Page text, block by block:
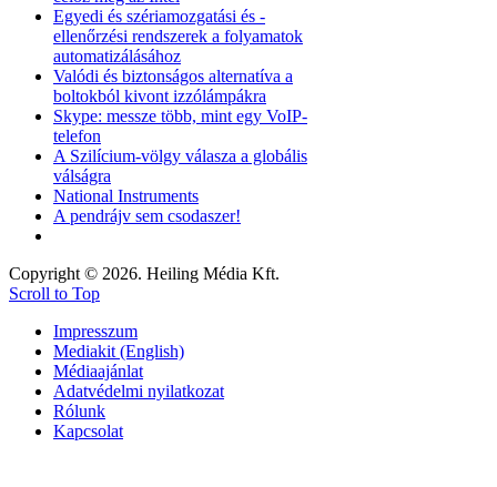
Egyedi és szériamozgatási és -
ellenőrzési rendszerek a folyamatok
automatizálásához
Valódi és biztonságos alternatíva a
boltokból kivont izzólámpákra
Skype: messze több, mint egy VoIP-
telefon
A Szilícium-völgy válasza a globális
válságra
National Instruments
A pendrájv sem csodaszer!
Copyright © 2026. Heiling Média Kft.
Scroll to Top
Impresszum
Mediakit (English)
Médiaajánlat
Adatvédelmi nyilatkozat
Rólunk
Kapcsolat